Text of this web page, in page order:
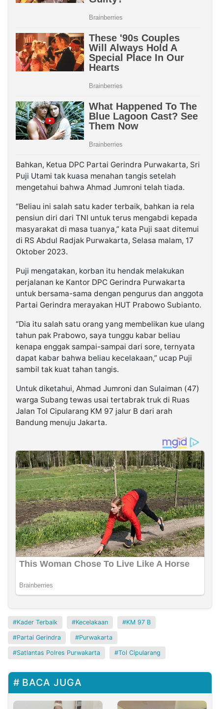
Bahkan, Ketua DPC Partai Gerindra Purwakarta, Sri
Puji Utami tak kuasa menahan tangis setelah
mengetahui bahwa Ahmad Jumroni telah tiada.
“Beliau ini salah satu kader terbaik, bahkan ia rela
pensiun diri dari TNI untuk terus mengabdi kepada
masyarakat di masa tuanya,” kata Puji saat ditemui
di RS Abdul Radjak Purwakarta, Selasa malam, 17
Oktober 2023.
Puji mengatakan, korban itu hendak melakukan
perjalanan ke Kantor DPC Gerindra Purwakarta
untuk bersama-sama dengan pengurus dan anggota
Partai Gerindra merayakan HUT Prabowo Subianto.
“Dia itu salah satu orang yang membelikan kue ulang
tahun pak Prabowo, saya tunggu kabar beliau
kenapa enggak sampai-sampai dari sore, ternyata
dapat kabar bahwa beliau kecelakaan,” ucap Puji
sambil tak kuat tahan tangis.
Untuk diketahui, Ahmad Jumroni dan Sulaiman (47)
warga Subang tewas usai tertabrak truk di Ruas
Jalan Tol Cipularang KM 97 jalur B dari arah
Bandung menuju Jakarta.
Kader Terbaik Kecelakaan KM 97 B
Partai Gerindra Purwakarta
Satlantas Polres Purwakarta Tol Cipularang
BACA JUGA